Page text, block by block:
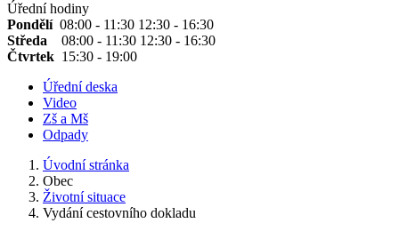
Úřední hodiny
Pondělí 08:00 - 11:30 12:30 - 16:30
Středa 08:00 - 11:30 12:30 - 16:30
Čtvrtek 15:30 - 19:00
Úřední deska
Video
Zš a Mš
Odpady
Úvodní stránka
Obec
Životní situace
Vydání cestovního dokladu